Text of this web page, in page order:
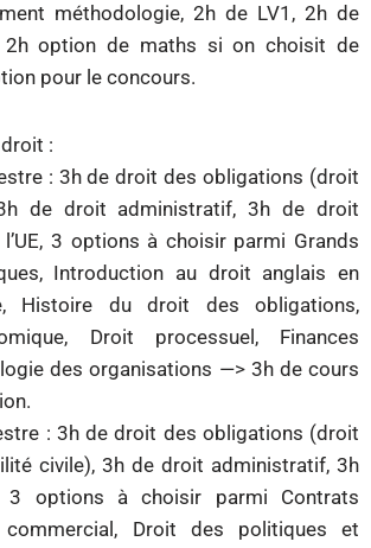
méthodologie, 2h de LV1, 2h de
2h option de maths si on choisit de
pour le concours.
:
: 3h de droit des obligations (droit
de droit administratif, 3h de droit
3 options à choisir parmi Grands
Introduction au droit anglais en
Histoire du droit des obligations,
Droit processuel, Finances
des organisations —> 3h de cours
: 3h de droit des obligations (droit
civile), 3h de droit administratif, 3h
3 options à choisir parmi Contrats
commercial, Droit des politiques et